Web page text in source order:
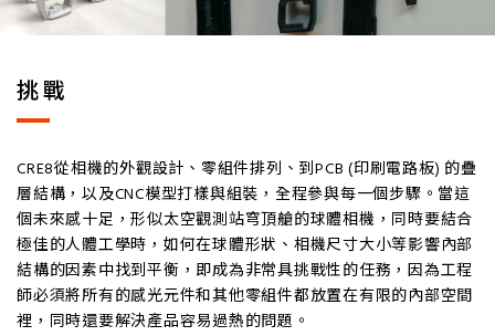
挑戰
CRE8從相機的外觀設計、零組件排列、到PCB (印刷電路板) 的疊
層結構，以及CNC模型打樣與組裝，全程參與每一個步驟。當這
個未來感十足，形似太空觀測站穹頂艙的球體相機，同時要結合
極佳的人體工學時，如何在球體形狀、相機尺寸大小等影響內部
結構的因素中找到平衡，即成為非常具挑戰性的任務，因為工程
師必須將所有的感光元件和其他零組件都放置在有限的內部空間
裡，同時還要解決產品容易過熱的問題。